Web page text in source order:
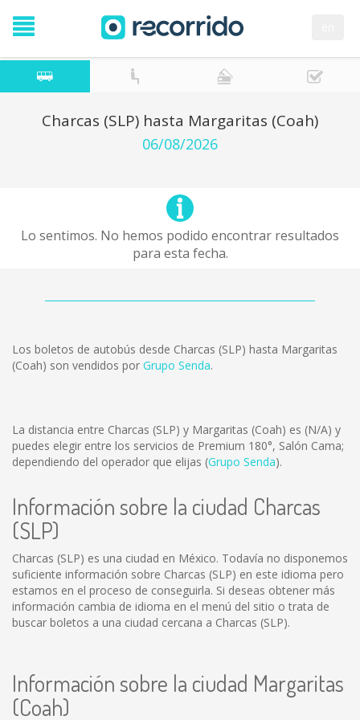
Charcas (SLP) hasta Margaritas (Coah)
06/08/2026
Lo sentimos. No hemos podido encontrar resultados
para esta fecha.
Los boletos de autobús desde Charcas (SLP) hasta Margaritas
(Coah) son vendidos por Grupo Senda.
La distancia entre Charcas (SLP) y Margaritas (Coah) es (N/A) y
puedes elegir entre los servicios de Premium 180°, Salón Cama;
dependiendo del operador que elijas (Grupo Senda).
Información sobre la ciudad Charcas
(SLP)
Charcas (SLP) es una ciudad en México. Todavía no disponemos
suficiente información sobre Charcas (SLP) en este idioma pero
estamos en el proceso de conseguirla. Si deseas obtener más
información cambia de idioma en el menú del sitio o trata de
buscar boletos a una ciudad cercana a Charcas (SLP).
Información sobre la ciudad Margaritas
(Coah)